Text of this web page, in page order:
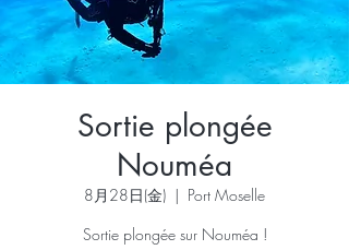
Sortie plongée
Nouméa
8月28日(金)
  |
Port Moselle
Sortie plongée sur Nouméa !